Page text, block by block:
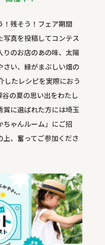
！残そう！フェア期間
写真を投稿してコンテス
りのお店のあの味、太陽
さい、緑がまぶしい畑の
したレシピを実際におう
谷の夏の思い出をわたし
賞に選ばれた方には埼玉
ちゃんルーム」にご招
、奮ってご参加くださ